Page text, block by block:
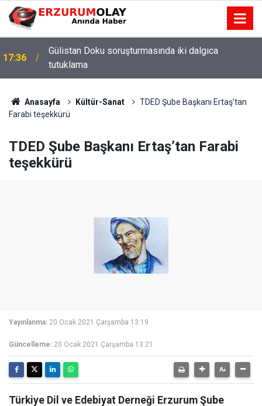
17:36
Gülistan Doku soruşturmasında iki dalgıca
tutuklama
Anasayfa Kültür-Sanat
TDED Şube Başkanı Ertaş’tan
Farabi teşekkürü
TDED Şube Başkanı Ertaş’tan Farabi
teşekkürü
Yayınlanma: 20 Ocak 2021 Çarşamba 13:19
Güncelleme: 20 Ocak 2021 Çarşamba 13:21
Türkiye Dil ve Edebiyat Derneği Erzurum Şube